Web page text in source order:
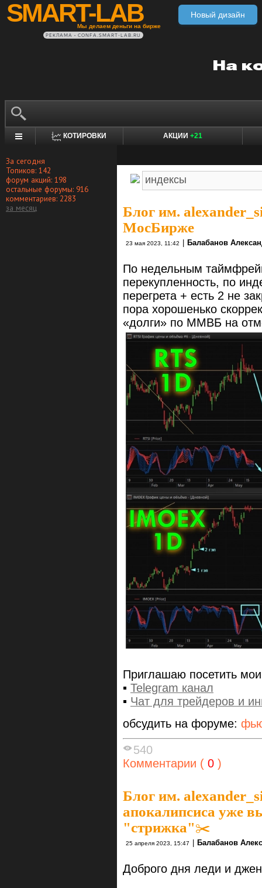
SMART-LAB
Мы делаем деньги на бирже
Новый дизайн
РЕКЛАМА • CONFA.SMART-LAB.RU
КОТИРОВКИ АКЦИИ +21
За сегодня
Топиков: 142
форум акций: 198
остальные форумы: 916
комментариев: 2283
за месяц
Блог им.
МосБирже
23 мая 2023, 11:42 Балабанов
По недельным
перекупленность, по
перегрета + есть 2 не
пора хорошенько
«долги» по ММВБ на
Приглашаю посетить
▪️ Telegram канал
▪️ Чат для трейдеров и
обсудить на форуме:
540
Комментарии ( 0 )
Блог им.
апокалипсиса уже
"стрижка"✂️
25 апреля 2023, 15:47 Балабанов
Доброго дня леди и